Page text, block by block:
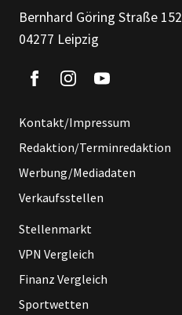
Bernhard Göring Straße 152
04277 Leipzig
Kontakt/Impressum
Redaktion/Terminredaktion
Werbung/Mediadaten
Verkaufsstellen
Stellenmarkt
VPN Vergleich
Finanz Vergleich
Sportwetten